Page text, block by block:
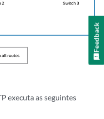
executa as seguintes
Feedback